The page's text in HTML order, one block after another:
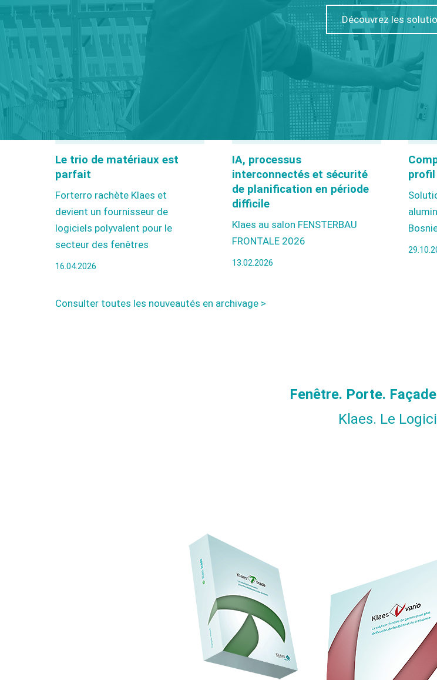
Découvrez les
Le trio de matériaux est
parfait
Forterro rachète Klaes et
devient un fournisseur de
logiciels polyvalent pour le
secteur des fenêtres
16.04.2026
IA, processus
interconnectés et sécurité
de planification en période
difficile
Klaes au salon FENSTERBAU
FRONTALE 2026
13.02.2026
profil
Consulter toutes les nouveautés en archivage >
Fenêtre. Porte.
Klaes. Le